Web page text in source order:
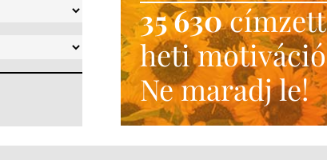
35 630címzett
heti motiváció
Ne maradj le!